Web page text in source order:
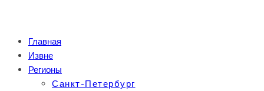
Главная
Извне
Регионы
Санкт-Петербург